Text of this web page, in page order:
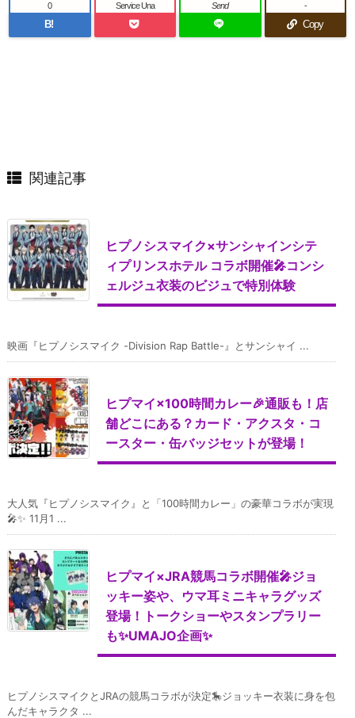
B!
0 Service Una Send
Copy
-
関連記事
ヒプノシスマイク×サンシャインシテ
ィプリンスホテル コラボ開催🎤コンシ
ェルジュ衣装のビジュで特別体験
映画『ヒプノシスマイク -Division Rap Battle-』とサンシャイ ...
ヒプマイ×100時間カレー🎉通販も！店
舗どこにある？カード・アクスタ・コ
ースター・缶バッジセットが登場！
大人気『ヒプノシスマイク』と「100時間カレー」の豪華コラボが実現
🎤✨ 11月1 ...
ヒプマイ×JRA競馬コラボ開催🎤ジョ
ッキー姿や、ウマ耳ミニキャラグッズ
登場！トークショーやスタンプラリー
も✨UMAJO企画✨
ヒプノシスマイクとJRAの競馬コラボが決定🎠ジョッキー衣装に身を包
んだキャラクタ ...